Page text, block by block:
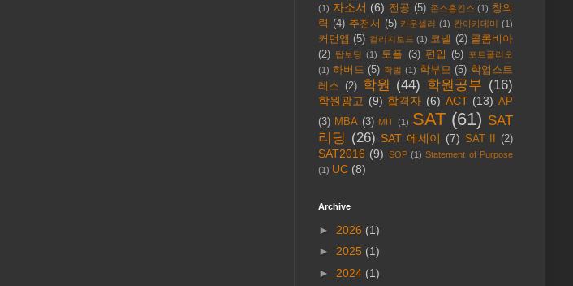
(1) 자소서 (6) 전공 (5) 존스홉킨스 (1) 창의
력 (4) 추천서 (5) 카운셀러 (1) 칸아카데미 (1)
커먼앱 (5) 컬리지보드 (1) 코넬 (2) 콜롬비아
(2) 탑보딩 (1) 토플 (3) 편입 (5) 포트폴리오
(1) 하버드 (5) 학벌 (1) 학부모 (5) 학업스트
레스
(2) 학원 (44) 학원공부 (16)
학원광고 (9) 합격자 (6) ACT (13) AP
(3) MBA (3) MIT (1) SAT (61) SAT
리딩 (26) SAT 에세이 (7) SAT II (2)
SAT2016 (9) SOP (1) Statement of Purpose
(1) UC (8)
Archive
► 2026 (1)
► 2025 (1)
► 2024 (1)